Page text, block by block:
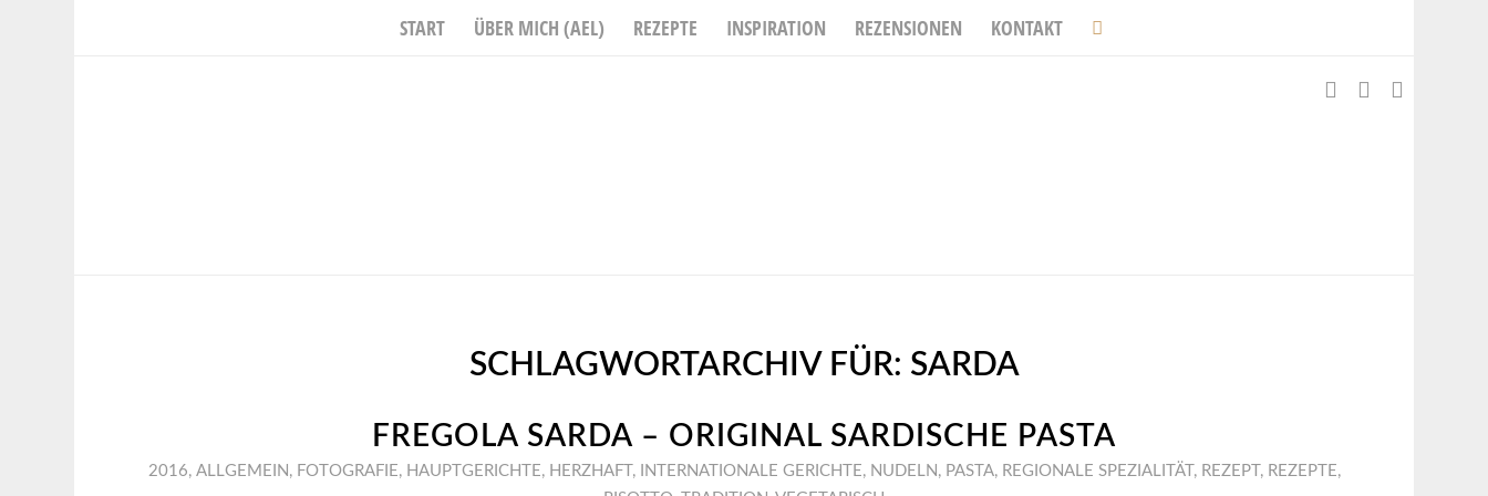
START ÜBER MICH (AEL) REZEPTE INSPIRATION REZENSIONEN KONTAKT
SCHLAGWORTARCHIV FÜR: SARDA
FREGOLA SARDA – ORIGINAL SARDISCHE PASTA
2016, ALLGEMEIN , FOTOGRAFIE, HAUPTGERICHTE, HERZHAFT , INTERNATIONALE GERICHTE, NUDELN , PASTA, REGIONALE SPEZIALITÄT , REZEPT , REZEPTE,